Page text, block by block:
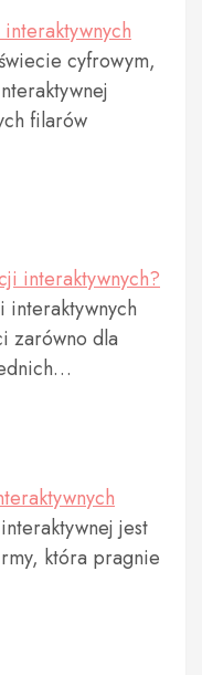
cyfrowym,
filarów
interaktywnych?
interaktywnych
zarówno dla
jest
która pragnie